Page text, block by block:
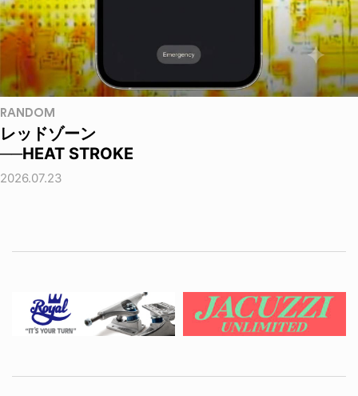
RANDOM
レッドゾーン
──HEAT STROKE
2026.07.23